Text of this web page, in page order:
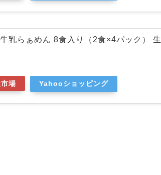
乳らぁめん 8食入り（2食×4パック） 生
場 Yahooショッピング